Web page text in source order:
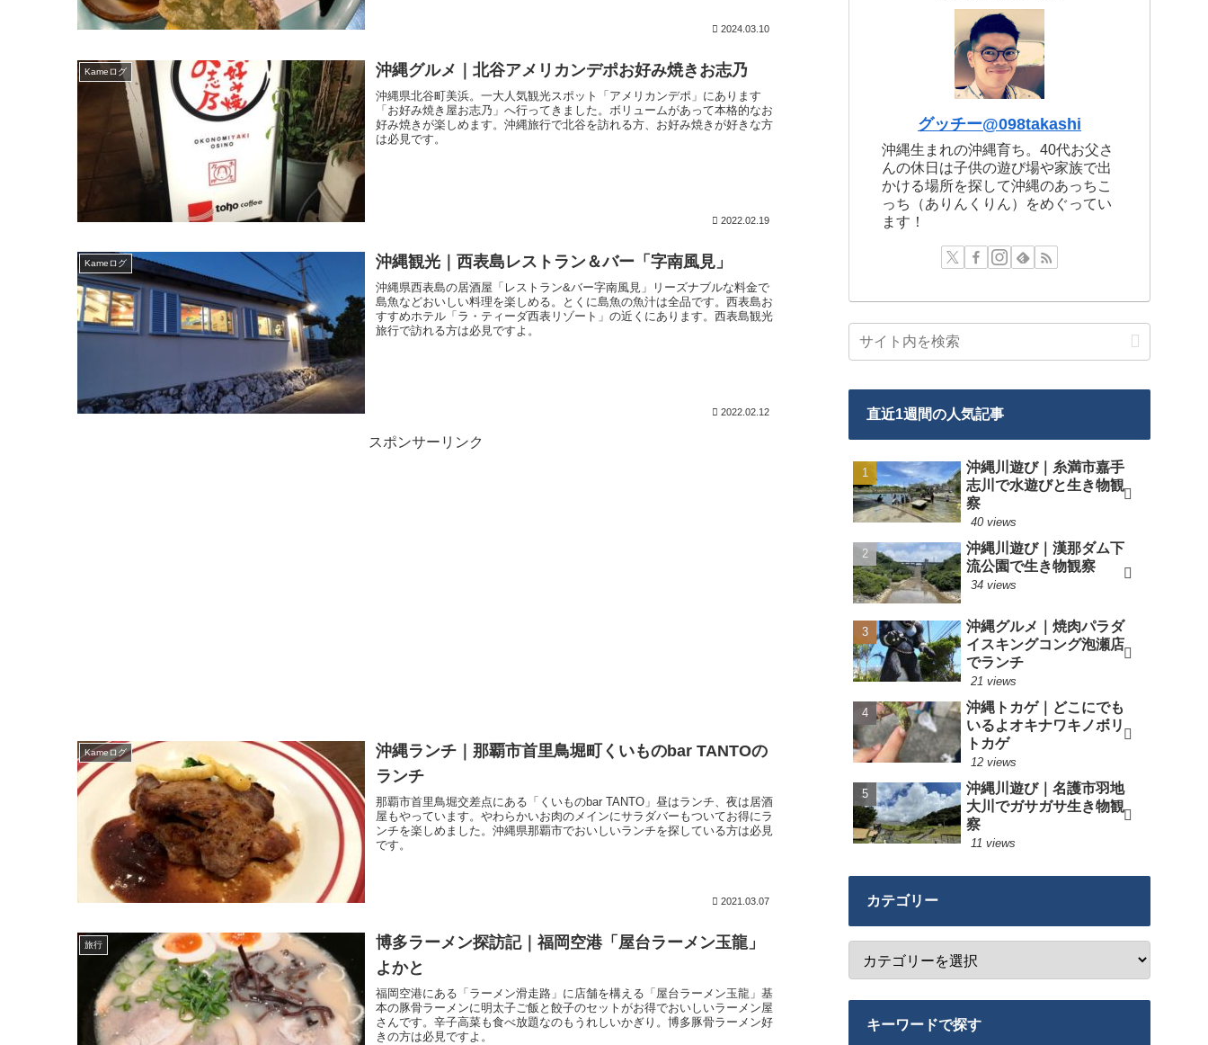
2024.03.10
Kameログ 沖縄グルメ｜北谷アメリカンデポお好み焼きお志乃
沖縄県北谷町美浜。一大人気観光スポット「アメリカンデポ」にあります
「お好み焼き屋お志乃」へ行ってきました。ボリュームがあって本格的なお
好み焼きが楽しめます。沖縄旅行で北谷を訪れる方、お好み焼きが好きな方
は必見です。
2022.02.19
Kameログ 沖縄観光｜西表島レストラン＆バー「字南風見」
沖縄県西表島の居酒屋「レストラン&バー字南風見」リーズナブルな料金で
島魚などおいしい料理を楽しめる。とくに島魚の魚汁は全品です。西表島お
すすめホテル「ラ・ティーダ西表リゾート」の近くにあります。西表島観光
旅行で訪れる方は必見ですよ。
2022.02.12
スポンサーリンク
Kameログ
沖縄ランチ｜那覇市首里鳥堀町くいものbar TANTOの
ランチ
那覇市首里鳥堀交差点にある「くいものbar TANTO」昼はランチ、夜は居酒
屋もやっています。やわらかいお肉のメインにサラダバーもついてお得にラ
ンチを楽しめました。沖縄県那覇市でおいしいランチを探している方は必見
です。
2021.03.07
旅行
博多ラーメン探訪記｜福岡空港「屋台ラーメン玉龍」
よかと
福岡空港にある「ラーメン滑走路」に店舗を構える「屋台ラーメン玉龍」基
本の豚骨ラーメンに明太子ご飯と餃子のセットがお得でおいしいラーメン屋
さんです。辛子高菜も食べ放題なのもうれしいかぎり。博多豚骨ラーメン好
きの方は必見ですよ。
グッチー@098takashi
沖縄生まれの沖縄育ち。40代お父さ
んの休日は子供の遊び場や家族で出
かける場所を探して沖縄のあっちこ
っち（ありんくりん）をめぐってい
ます！
直近1週間の人気記事
沖縄川遊び｜糸満市嘉手
志川で水遊びと生き物観
察
40 views
沖縄川遊び｜漢那ダム下
流公園で生き物観察
34 views
沖縄グルメ｜焼肉パラダ
イスキングコング泡瀬店
でランチ
21 views
沖縄トカゲ｜どこにでも
いるよオキナワキノボリ
トカゲ
12 views
沖縄川遊び｜名護市羽地
大川でガサガサ生き物観
察
11 views
カテゴリー
キーワードで探す